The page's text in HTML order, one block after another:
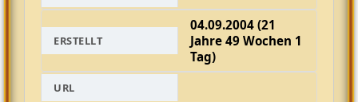
ERSTELLT
04.09.2004 (21
Jahre 49 Wochen 1
Tag)
URL